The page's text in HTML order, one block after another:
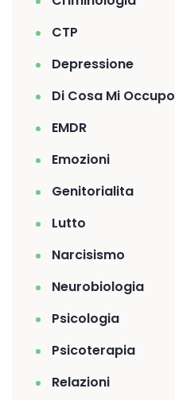
CTP
Depressione
Di Cosa Mi Occupo
EMDR
Emozioni
Genitorialita
Lutto
Narcisismo
Neurobiologia
Psicologia
Psicoterapia
Relazioni